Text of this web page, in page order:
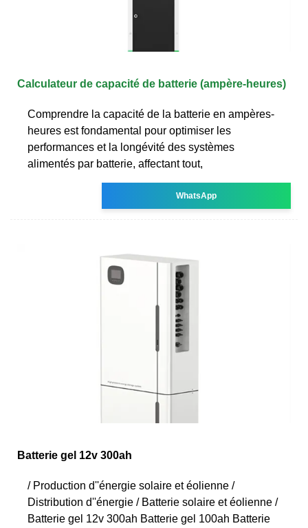
Calculateur de capacité de batterie (ampère-heures)
Comprendre la capacité de la batterie en ampères-
heures est fondamental pour optimiser les
performances et la longévité des systèmes
alimentés par batterie, affectant tout,
WhatsApp
Batterie gel 12v 300ah
/ Production d''énergie solaire et éolienne /
Distribution d''énergie / Batterie solaire et éolienne /
Batterie gel 12v 300ah Batterie gel 100ah Batterie